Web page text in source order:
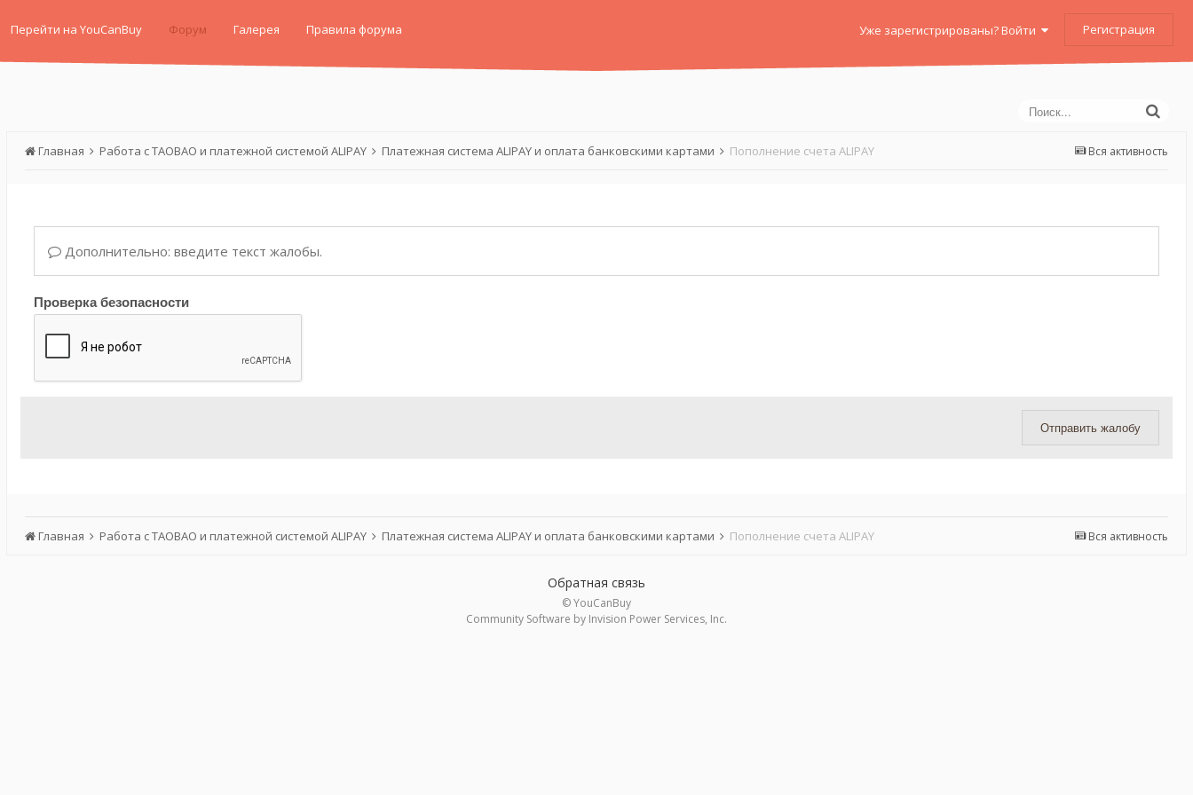
Перейти на YouCanBuy Форум Галерея Правила форума Уже зарегистрированы? Войти Регистрация
Вся активность
Главная Работа с TAOBAO и платежной системой ALIPAY Платежная система ALIPAY и оплата банковскими картами Пополнение счета ALIPAY
Дополнительно: введите текст жалобы.
Проверка безопасности
Отправить жалобу
Вся активность
Главная Работа с TAOBAO и платежной системой ALIPAY Платежная система ALIPAY и оплата банковскими картами Пополнение счета ALIPAY
Обратная связь
© YouCanBuy
Community Software by Invision Power Services, Inc.